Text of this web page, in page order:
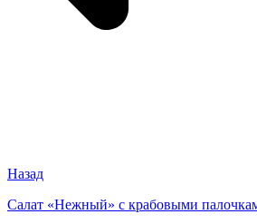
Назад
Салат «Нежный» с крабовыми